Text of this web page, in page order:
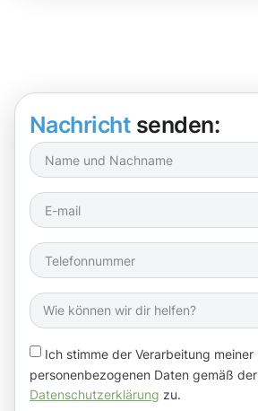
Nachricht senden:
Ich stimme der Verarbeitung meiner
personenbezogenen Daten gemäß der
Datenschutzerklärung zu.